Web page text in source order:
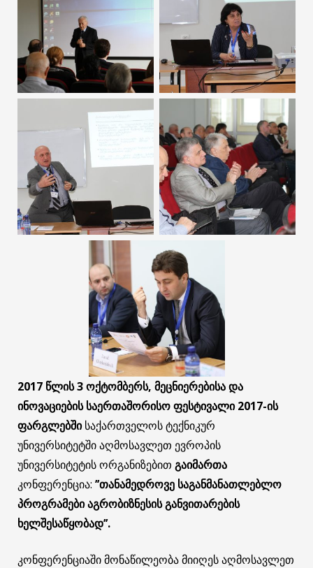
2017 წლის 3 ოქტომბერს, მეცნიერებისა და
ინოვაციების საერთაშორისო ფესტივალი 2017-ის
ფარგლებშისაქართველოს ტექნიკურ
უნივერსიტეტში აღმოსავლეთ ევროპის
უნივერსიტეტის ორგანიზებით გაიმართა
კონფერენცია: ’’თანამედროვე საგანმანათლებლო
პროგრამებიაგრობიზნესისგანვითარების
ხელშესაწყობად’’.
კონფერენციაში მონაწილეობა მიიღეს აღმოსავლეთ